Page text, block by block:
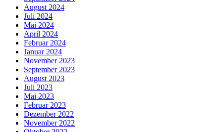
August 2024
Juli 2024
Mai 2024
April 2024
Februar 2024
Januar 2024
November 2023
September 2023
August 2023
Juli 2023
Mai 2023
Februar 2023
Dezember 2022
November 2022